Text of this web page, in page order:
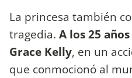
La princesa también
tragedia. A los 25
Grace Kelly, en un
que conmocionó al